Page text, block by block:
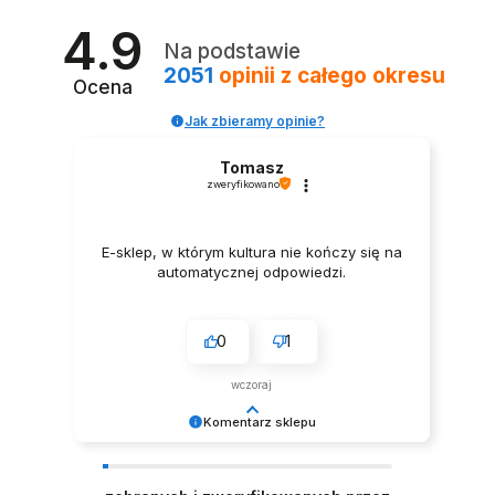
4.9
Ocena
Na podstawie
2051 opinii z całego okresu
Jak zbieramy opinie?
Komentarz sklepu
Tomasz
zweryfikowano
E-sklep, w którym kultura nie kończy się na
automatycznej odpowiedzi.
0 1
wczoraj